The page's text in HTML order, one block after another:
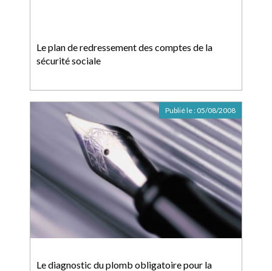
Le plan de redressement des comptes de la
sécurité sociale
Le diagnostic du plomb obligatoire pour la
Publié le : 05/08/2008